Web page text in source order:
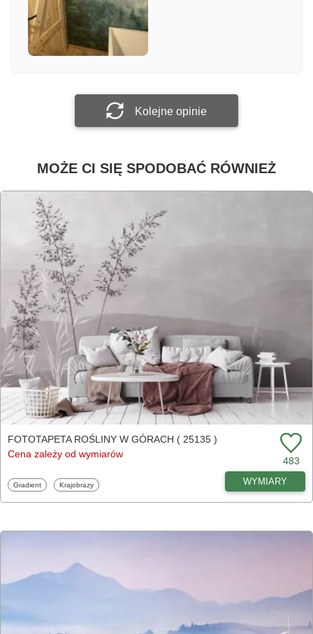
Załącz zdjęcie
Kolejne opinie
MOŻE CI SIĘ SPODOBAĆ RÓWNIEŻ
FOTOTAPETA ROŚLINY W GÓRACH ( 25135 )
Cena zależy od wymiarów
483
Fototapety
Gradient Fototapety
Krajobrazy WYMIARY